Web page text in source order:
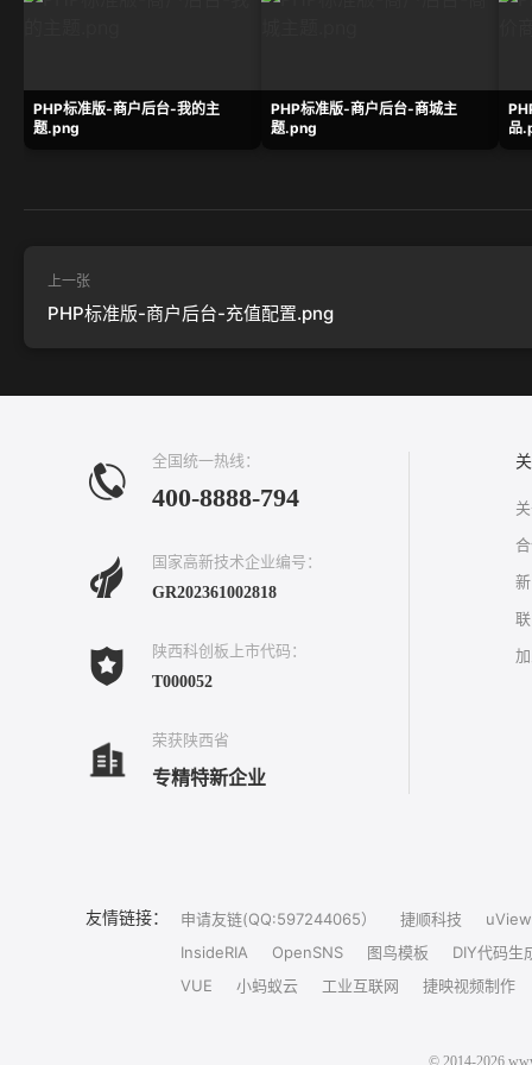
PHP标准版-商户后台-我的主
题.png
PHP标准版-商户后台-商城主
题.png
品
上一张
PHP标准版-商户后台-充值配置.png
全国统一热线：
400-8888-794
国家高新技术企业编号：
GR202361002818
陕西科创板上市代码：
T000052
荣获陕西省
专精特新企业
友情链接： 申请友链(QQ:597244065） 捷顺科技
uView
InsideRIA
OpenSNS 图鸟模板
DIY代码生
VUE
小蚂蚁云 工业互联网 捷映视频制作
© 2014-2026